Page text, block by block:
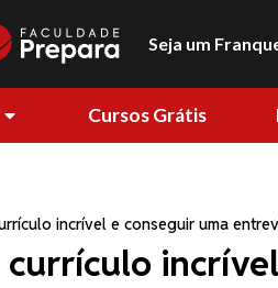
Seja um
Cursos Grátis
incrível e conseguir uma